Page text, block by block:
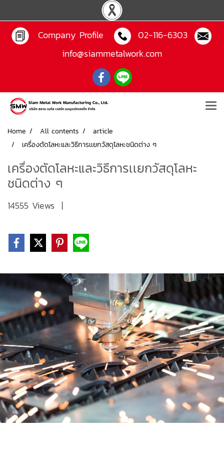
Company Profile
02-116-6303
info@siammetalwork.com
Home All contents
article
เครื่องตัดโลหะและวิธีการเเยกวัสดุโลหะชนิดต่าง ๆ
เครื่องตัดโลหะและวิธีการเเยกวัสดุโลหะ
ชนิดต่าง ๆ
14555 Views |